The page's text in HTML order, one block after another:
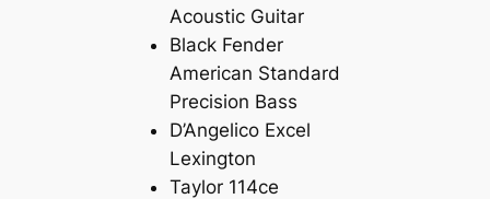
Acoustic Guitar
Black Fender
American Standard
Precision Bass
D’Angelico Excel
Lexington
Taylor 114ce